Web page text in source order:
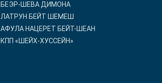
БЕЭР-ШЕВА ДИМОНА
ЛАТРУН БЕЙТ ШЕМЕШ
АФУЛА НАЦЕРЕТ БЕЙТ-ШЕАН
КПП «ШЕЙХ-ХУССЕЙН»